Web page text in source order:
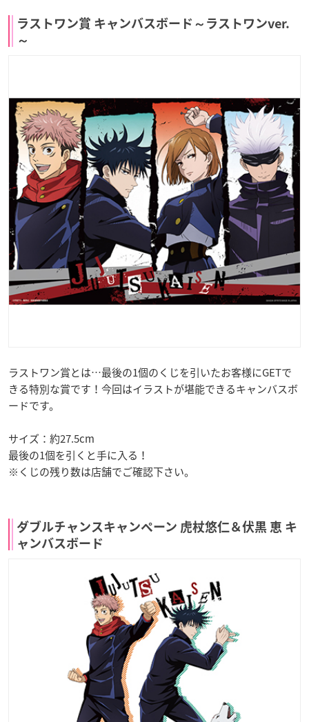
ラストワン賞 キャンバスボード～ラストワンver.
～
ラストワン賞とは…最後の1個のくじを引いたお客様にGETで
きる特別な賞です！今回はイラストが堪能できるキャンバスボ
ードです。
サイズ：約27.5cm
最後の1個を引くと手に入る！
※くじの残り数は店舗でご確認下さい。
ダブルチャンスキャンペーン 虎杖悠仁＆伏黒 恵 キ
ャンバスボード